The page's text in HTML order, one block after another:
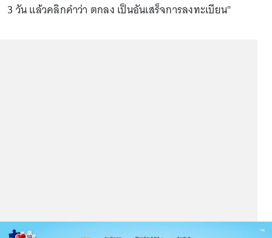
3 วัน แล้วคลิกคำว่า ตกลง เป็นอันเสร็จการลงทะเบียน"